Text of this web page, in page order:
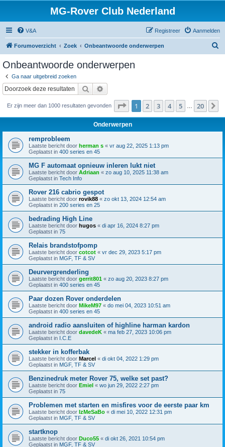
MG-Rover Club Nederland
V&A Aanmelden
Registreer
Forumoverzicht Zoek Onbeantwoorde onderwerpen
Onbeantwoorde onderwerpen
Ga naar uitgebreid zoeken
Zoek
Er zijn meer dan 1000 resultaten gevonden Pagina van 20
1 2 3 4 5 20
Onderwerpen
remprobleem
Laatste bericht door herman s « vr aug 22, 2025 1:13 pm
Geplaatst in 400 series en 45
MG F automaat opnieuw inleren lukt niet
Laatste bericht door Adriaan « zo aug 10, 2025 11:38 am
Geplaatst in Tech Info
Rover 216 cabrio gespot
Laatste bericht door rovik88 « zo okt 13, 2024 12:54 am
Geplaatst in 200 series en 25
bedrading High Line
Laatste bericht door hugos « di apr 16, 2024 8:27 pm
Geplaatst in 75
Relais brandstofpomp
Laatste bericht door cotcot « vr dec 29, 2023 5:17 pm
Geplaatst in MGF, TF & SV
Deurvergrenderling
Laatste bericht door gerrit801 « zo aug 20, 2023 8:27 pm
Geplaatst in 400 series en 45
Paar dozen Rover onderdelen
Laatste bericht door MikeM97 « do mei 04, 2023 10:51 am
Geplaatst in 400 series en 45
android radio aansluiten of highline harman kardon
Laatste bericht door davedeK « ma feb 27, 2023 10:06 pm
Geplaatst in I.C.E
stekker in kofferbak
Laatste bericht door Marcel « di okt 04, 2022 1:29 pm
Geplaatst in MGF, TF & SV
Benzinedruk meter Rover 75, welke set past?
Laatste bericht door Emiel « wo jun 29, 2022 2:27 pm
Geplaatst in 75
Problemen met starten en misfires voor de eerste paar km
Laatste bericht door IzMeSaBo « di mei 10, 2022 12:31 pm
Geplaatst in MGF, TF & SV
startknop
Laatste bericht door Duco55 « di okt 26, 2021 10:54 pm
Geplaatst in MGF, TF & SV